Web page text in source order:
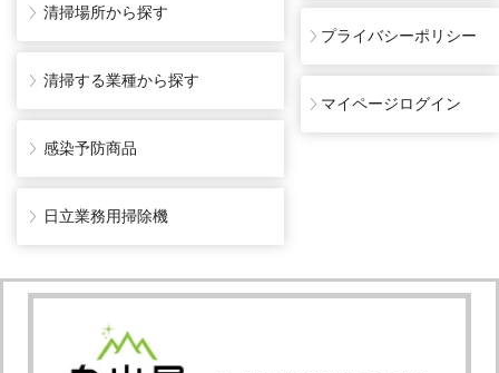
清掃場所から探す
清掃する業種から探す
感染予防商品
日立業務用掃除機
プライバシーポリシー
マイページログイン